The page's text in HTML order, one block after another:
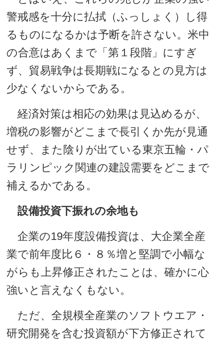
警戒感を十分に払拭（ふっしょく）し得
るものになるかは予断を許さない。米中
の合意はあくまで「第１段階」にすぎ
ず、貿易戦争は長期戦になるとの見方は
少なくないからである。
経済対策は相応の効果は見込めるが、
増税の影響がどこまで長引くか先が見通
せず、また陰りが出ている東京五輪・パ
ラリンピック関連の建設需要をどこまで
補えるかである。
設備投資下振れの余地も
企業の19年度設備投資は、大企業全産
業で前年度比６・８％増と堅調で小幅な
がらも上昇修正されたことは、確かに心
強いと言えなくもない。
ただ、全規模全産業のソフトウエア・
研究開発を含む投資額が下方修正されて